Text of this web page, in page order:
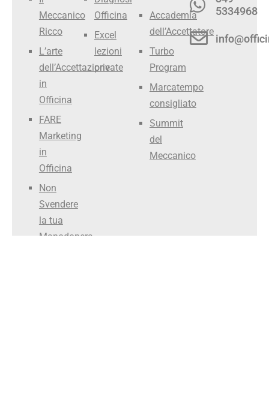
Meccanico
Ricco
L’arte
dell’Accettazione
in
Officina
FARE
Marketing
in
Officina
Non
Svendere
la tua
Manodopera
Officina
Excel
lezioni
private
Accademia
dell’Accettatore
Turbo
Program
Marcatempo
consigliato
Summit
del
Meccanico
5334968